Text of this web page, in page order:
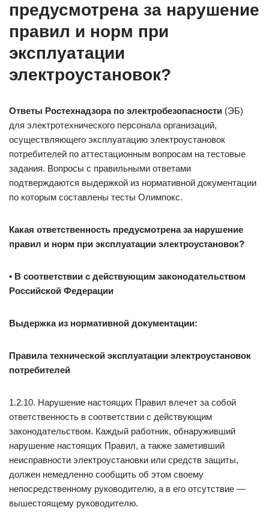
предусмотрена за нарушение
правил и норм при
эксплуатации
электроустановок?
Ответы Ростехнадзора по электробезопасности (ЭБ)
для электротехнического персонала организаций,
осуществляющего эксплуатацию электроустановок
потребителей по аттестационным вопросам на тестовые
задания. Вопросы с правильными ответами
подтверждаются выдержкой из нормативной документации
по которым составлены тесты Олимпокс.
Какая ответственность предусмотрена за нарушение
правил и норм при эксплуатации электроустановок?
• В соответствии с действующим законодательством
Российской Федерации
Выдержка из нормативной документации:
Правила технической эксплуатации электроустановок
потребителей
1.2.10. Нарушение настоящих Правил влечет за собой
ответственность в соответствии с действующим
законодательством. Каждый работник, обнаруживший
нарушение настоящих Правил, а также заметивший
неисправности электроустановки или средств защиты,
должен немедленно сообщить об этом своему
непосредственному руководителю, а в его отсутствие —
вышестоящему руководителю.